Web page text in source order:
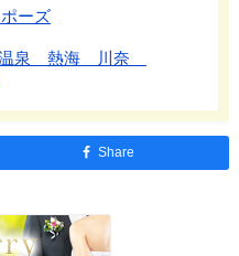
ーズ
泉 熱海 川奈
Share